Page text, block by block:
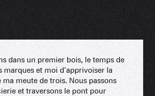
dans un premier bois, le temps de
marques et moi d’apprivoiser la
meute de trois. Nous passons
et traversons le pont pour